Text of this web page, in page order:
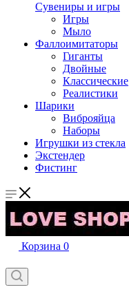
Сувениры и игры
Игры
Мыло
Фаллоимитаторы
Гиганты
Двойные
Классические
Реалистики
Шарики
Виброяйца
Наборы
Игрушки из стекла
Экстендер
Фистинг
Корзина 0